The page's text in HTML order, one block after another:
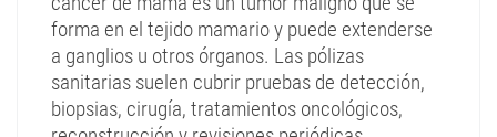
forma en el tejido mamario y puede extenderse
a ganglios u otros órganos. Las pólizas
sanitarias suelen cubrir pruebas de detección,
biopsias, cirugía, tratamientos oncológicos,